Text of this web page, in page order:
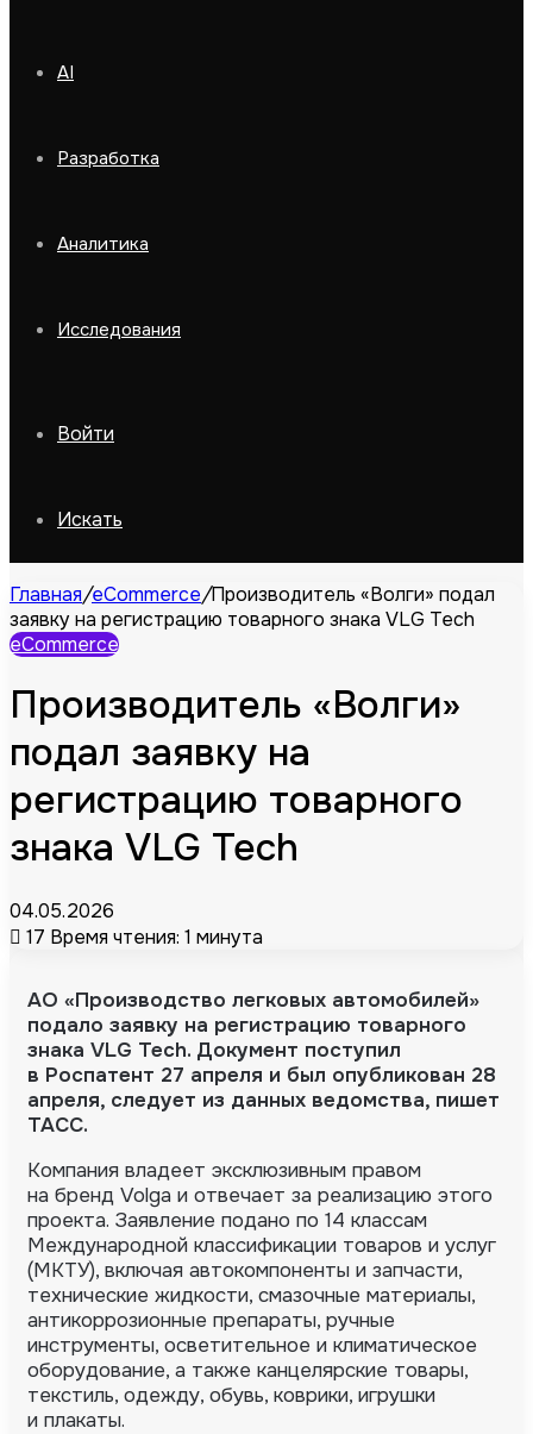
AI
Разработка
Аналитика
Исследования
Войти
Искать
Главная/eCommerce/Производитель «Волги» подал
заявку на регистрацию товарного знака VLG Tech
eCommerce
Производитель «Волги»
подал заявку на
регистрацию товарного
знака VLG Tech
04.05.2026
17 Время чтения: 1 минута
АО «Производство легковых автомобилей»
подало заявку на регистрацию товарного
знака VLG Tech. Документ поступил
в Роспатент 27 апреля и был опубликован 28
апреля, следует из данных ведомства, пишет
ТАСС.
Компания владеет эксклюзивным правом
на бренд Volga и отвечает за реализацию этого
проекта. Заявление подано по 14 классам
Международной классификации товаров и услуг
(МКТУ), включая автокомпоненты и запчасти,
технические жидкости, смазочные материалы,
антикоррозионные препараты, ручные
инструменты, осветительное и климатическое
оборудование, а также канцелярские товары,
текстиль, одежду, обувь, коврики, игрушки
и плакаты.